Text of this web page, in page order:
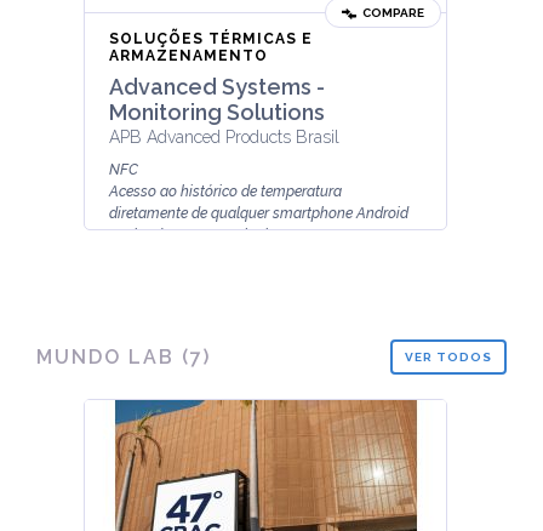
COMPARE
SOLUÇÕES TÉRMICAS E
ARMAZENAMENTO
Advanced Systems -
Monitoring Solutions
APB Advanced Products Brasil
NFC
Acesso ao histórico de temperatura
diretamente de qualquer smartphone Android
equipado com tecnologia NFC.
MUNDO LAB (7) VER TODOS